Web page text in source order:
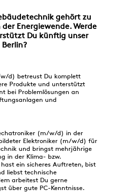
gehört zu
Energiewende. Werde
Du künftig unser
Berlin?
d) betreust Du komplett
Produkte und unterstützt
bei Problemlösungen an
und
(m/w/d) in der
Elektroniker (m/w/d) für
und bringst mehrjährige
in der Klima- bzw.
ein sicheres Auftreten, bist
liebst technische
arbeitest Du gerne
über gute PC-Kenntnisse.